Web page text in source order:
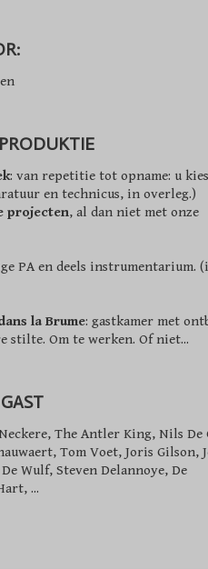
: van repetitie tot opname: u
en technicus, in overleg.)
projecten, al dan niet met onze
PA en deels instrumentarium.
la Brume: gastkamer met
stilte. Om te werken. Of niet...
The Antler King, Nils De
Tom Voet, Joris Gilson,
Wulf, Steven Delannoye, De
...